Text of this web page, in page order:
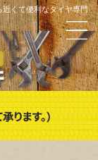
くて便利なタイヤ専門